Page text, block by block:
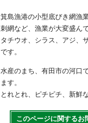
箕島漁港の小型底びき網漁
刺網など、漁業が大変盛ん
タチウオ、シラス、アジ、
です。
水産のまち、有田市の河口
ます。
とれとれ、ピチピチ、新鮮
このページに関するお